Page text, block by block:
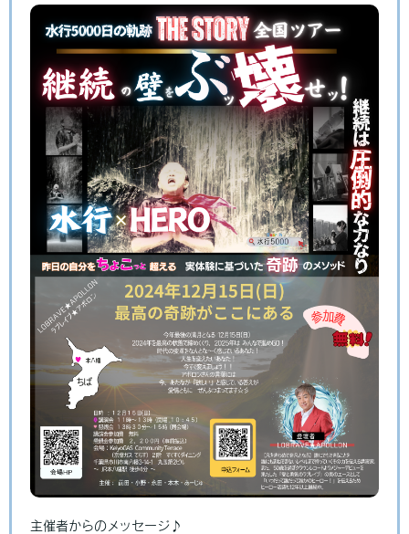
主催者からのメッセージ♪